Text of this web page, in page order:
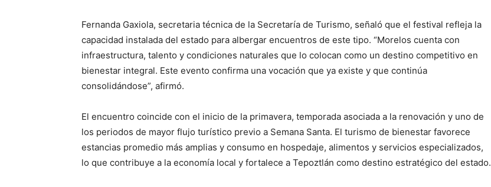
Fernanda Gaxiola, secretaria técnica de la Secretaría de Turismo, señaló que el festival refleja la
capacidad instalada del estado para albergar encuentros de este tipo. “Morelos cuenta con
infraestructura, talento y condiciones naturales que lo colocan como un destino competitivo en
bienestar integral. Este evento confirma una vocación que ya existe y que continúa
consolidándose”, afirmó.
El encuentro coincide con el inicio de la primavera, temporada asociada a la renovación y uno de
los periodos de mayor flujo turístico previo a Semana Santa. El turismo de bienestar favorece
estancias promedio más amplias y consumo en hospedaje, alimentos y servicios especializados,
lo que contribuye a la economía local y fortalece a Tepoztlán como destino estratégico del estado.